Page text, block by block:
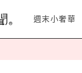
週末小奢華